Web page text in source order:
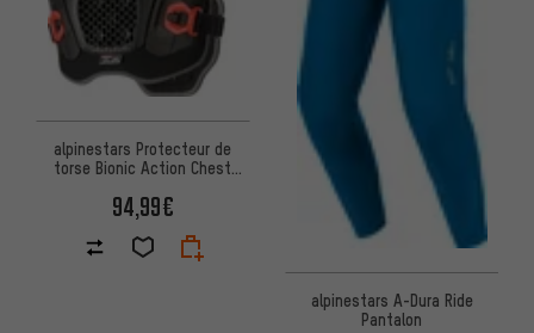
alpinestars Protecteur de
torse Bionic Action Chest
94,99€
alpinestars A-Dura Ride
Pantalon